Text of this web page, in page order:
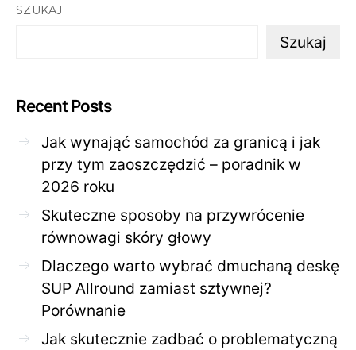
SZUKAJ
Szukaj
Recent Posts
Jak wynająć samochód za granicą i jak
przy tym zaoszczędzić – poradnik w
2026 roku
Skuteczne sposoby na przywrócenie
równowagi skóry głowy
Dlaczego warto wybrać dmuchaną deskę
SUP Allround zamiast sztywnej?
Porównanie
Jak skutecznie zadbać o problematyczną